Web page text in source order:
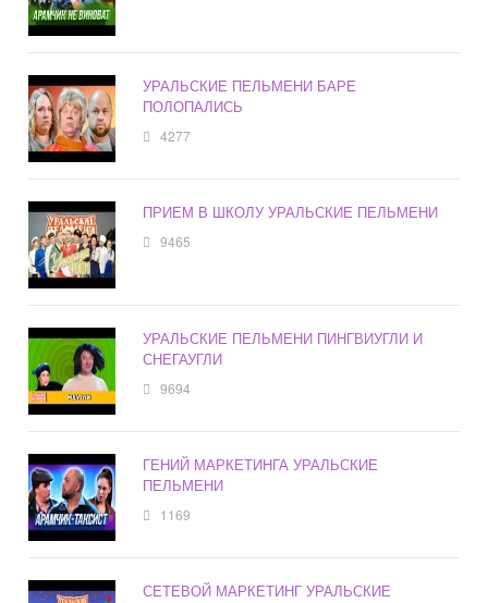
УРАЛЬСКИЕ ПЕЛЬМЕНИ БАРЕ
ПОЛОПАЛИСЬ
4277
ПРИЕМ В ШКОЛУ УРАЛЬСКИЕ ПЕЛЬМЕНИ
9465
УРАЛЬСКИЕ ПЕЛЬМЕНИ ПИНГВИУГЛИ И
СНЕГАУГЛИ
9694
ГЕНИЙ МАРКЕТИНГА УРАЛЬСКИЕ
ПЕЛЬМЕНИ
1169
СЕТЕВОЙ МАРКЕТИНГ УРАЛЬСКИЕ